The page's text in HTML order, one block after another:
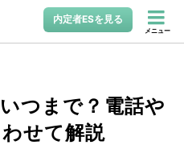
内定者ESを見る
メニュー
つまで？電話や
せて解説